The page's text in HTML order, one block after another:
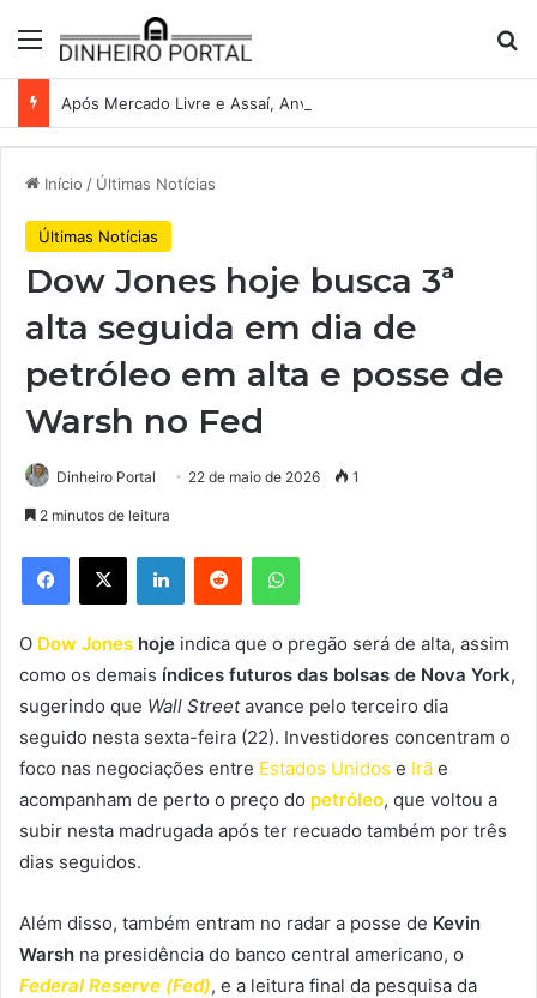
Menu
Início / Últimas Notícias
Últimas Notícias
Dow Jones hoje busca 3ª
alta seguida em dia de
petróleo em alta e posse de
Warsh no Fed
Dinheiro Portal 22 de maio de 2026 1
2 minutos de leitura
Facebook
X LinkedinReddit WhatsApp
O Dow Jones hoje indica que o pregão será de alta, assim
como os demais índices futuros das bolsas de Nova York,
sugerindo que Wall Streetavance pelo terceiro dia
seguido nesta sexta-feira (22). Investidores concentram o
foco nas negociações entre Estados Unidos e Irã e
acompanham de perto o preço do petróleo, que voltou a
subir nesta madrugada após ter recuado também por três
dias seguidos.
Além disso, também entram no radar a posse de Kevin
Warsh na presidência do banco central americano, o
Federal Reserve (Fed), e a leitura final da pesquisa da